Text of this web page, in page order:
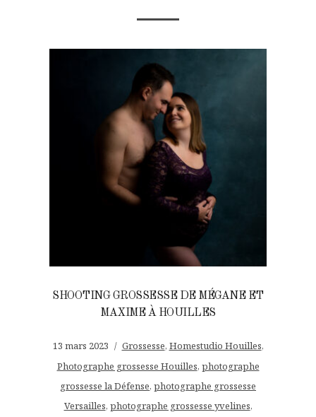
SHOOTING GROSSESSE DE MÉGANE ET
MAXIME À HOUILLES
13 mars 2023 Grossesse, Homestudio Houilles,
Photographe grossesse Houilles, photographe
grossesse la Défense, photographe grossesse
Versailles, photographe grossesse yvelines,